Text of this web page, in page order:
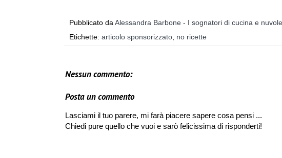
Pubblicato da Alessandra Barbone - I sognatori di cucina e nuvole
Etichette: articolo sponsorizzato no ricette
Nessun commento:
Posta un commento
Lasciami il tuo parere, mi farà piacere sapere cosa pensi ...
Chiedi pure quello che vuoi e sarò felicissima di risponderti!